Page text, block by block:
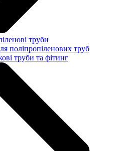
труби
поліпропіленових труб
труби та фітинг